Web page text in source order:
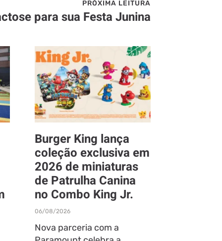
PRÓXIMA LEITURA
para sua Festa Junina
Burger King lança
coleção exclusiva em
2026 de miniaturas
de Patrulha Canina
no Combo King Jr.
06/08/2026
Nova parceria com a